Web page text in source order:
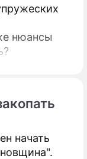
нюансы
начать